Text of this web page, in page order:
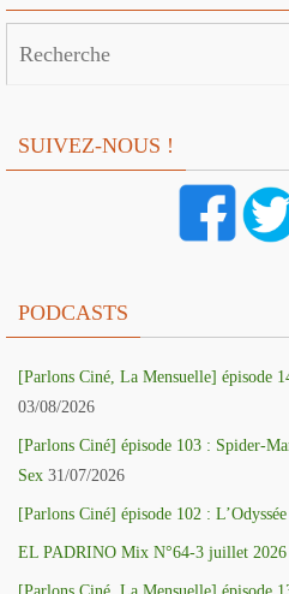
SUIVEZ-NOUS !
PODCASTS
[Parlons Ciné, La Mensuelle] épisode
03/08/2026
[Parlons Ciné] épisode 103 : Spider-
Sex 31/07/2026
[Parlons Ciné] épisode 102 :
EL PADRINO Mix N°64-3 juillet 2026